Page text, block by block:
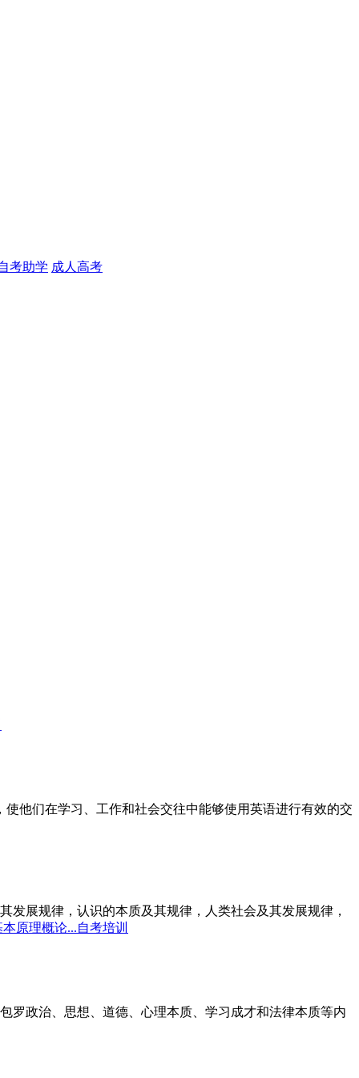
考助学 成人高考
他们在学习、工作和社会交往中能够使用英语进行有效的交
展规律，认识的本质及其规律，人类社会及其发展规律，
原理概论...自考培训
罗政治、思想、道德、心理本质、学习成才和法律本质等内